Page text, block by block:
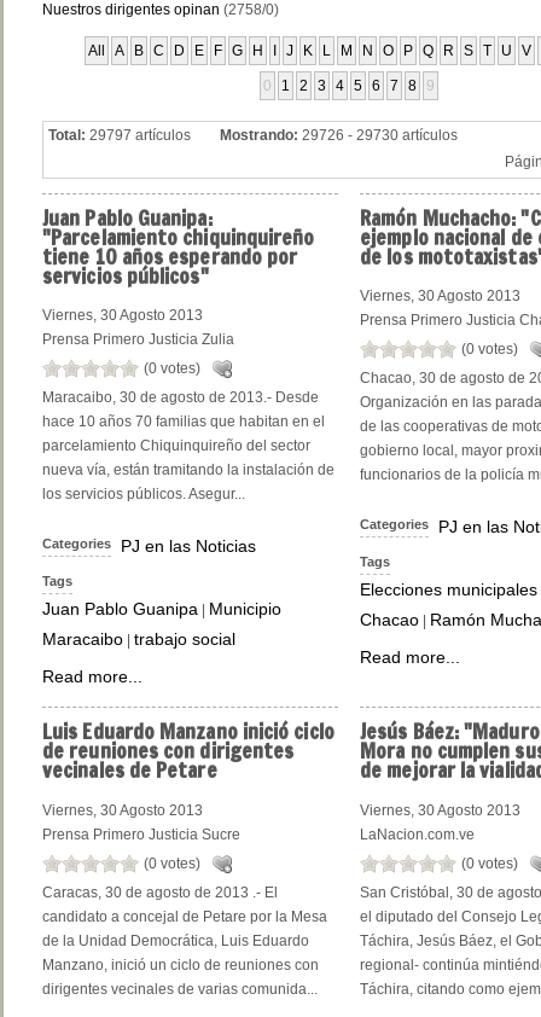
Nuestros dirigentes opinan (2758/0)
All A B C D E F G H J K L M N O P Q R S T U V
0 1 2 3 4 5 6 7 8 9
Total: 29797 artículos Mostrando: 29726 - 29730 artículos
Juan Pablo Guanipa:
"Parcelamiento chiquinquireño
tiene 10 años esperando por
servicios públicos"
Viernes, 30 Agosto 2013
Prensa Primero Justicia Zulia
(0 votes)
Maracaibo, 30 de agosto de 2013.- Desde
hace 10 años 70 familias que habitan en el
parcelamiento Chiquinquireño del sector
nueva vía, están tramitando la instalación de
los servicios públicos. Asegur...
Categories PJ en las Noticias
Tags
Juan Pablo Guanipa
Municipio
Maracaibo trabajo social
Read more...
Ramón Muchacho:
ejemplo nacional
de los
Viernes, 30 Agosto 2013
Prensa Primero Justicia
(0 votes)
Chacao, 30 de agosto de
Organización en las
de las cooperativas de
gobierno local, mayor
funcionarios de la policía
Categories PJ en las
Tags
Elecciones municipales
Chacao
Ramón
Read more...
Luis Eduardo Manzano inició ciclo
de reuniones con dirigentes
vecinales de Petare
Viernes, 30 Agosto 2013
Prensa Primero Justicia Sucre
(0 votes)
Caracas, 30 de agosto de 2013 .- El
candidato a concejal de Petare por la Mesa
de la Unidad Democrática, Luis Eduardo
Manzano, inició un ciclo de reuniones con
dirigentes vecinales de varias comunida...
Jesús Báez:
Mora no cumplen
de mejorar la
Viernes, 30 Agosto 2013
LaNacion.com.ve
(0 votes)
San Cristóbal, 30 de
el diputado del Consejo
Táchira, Jesús Báez, el
regional- continúa
Táchira, citando como